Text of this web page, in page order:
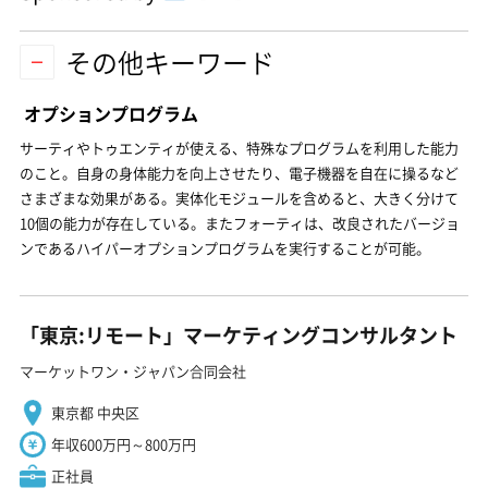
その他キーワード
オプションプログラム
サーティやトゥエンティが使える、特殊なプログラムを利用した能力
のこと。自身の身体能力を向上させたり、電子機器を自在に操るなど
さまざまな効果がある。実体化モジュールを含めると、大きく分けて
10個の能力が存在している。またフォーティは、改良されたバージョ
ンであるハイパーオプションプログラムを実行することが可能。
「東京:リモート」マーケティングコンサルタント
マーケットワン・ジャパン合同会社
東京都 中央区
年収600万円～800万円
正社員